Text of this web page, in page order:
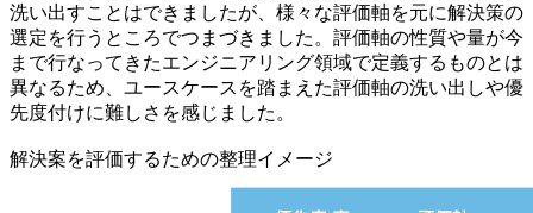
洗い出すことはできましたが、様々な評価軸を元に解決策の
選定を行うところでつまづきました。評価軸の性質や量が今
まで行なってきたエンジニアリング領域で定義するものとは
異なるため、ユースケースを踏まえた評価軸の洗い出しや優
先度付けに難しさを感じました。
解決案を評価するための整理イメージ